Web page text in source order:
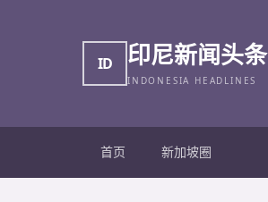
ID 印尼新闻头条
INDONESIA HEADLINES
首页 新加坡圈